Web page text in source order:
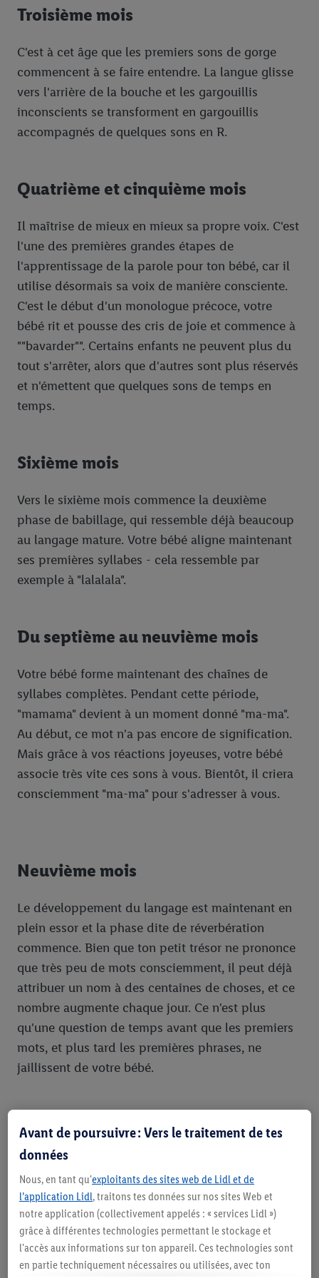
Troisième mois
C'est à cet âge que les premiers sons de gorge
commencent à se faire entendre. La langue glisse
vers l'arrière de la bouche et les gargouillis
inconscients se transforment en gargouillis
accompagnés de quelques sons en R.
Quatrième et cinquième mois
Il maîtrise de mieux en mieux sa propre voix. C'est
l'une des premières grandes étapes de
l'apprentissage de la parole pour ton bébé, car il
utilise désormais sa voix de manière consciente.
C'est le début d'un monologue précoce, votre
bébé rit et pousse des cris de joie et commence à
""bavarder"". Certains enfants ne peuvent plus du
tout s'arrêter, alors que d'autres sont plus réservés
et n'émettent que quelques sons de temps en
temps.
Sixième mois
Vers le sixième mois commence la deuxième
phase de babillage, qui ressemble déjà beaucoup
au langage mature. Votre bébé aligne maintenant
ses premières syllabes - cela ressemble par
exemple à "lalalala".
Du septième au neuvième mois
Votre bébé forme maintenant des chaînes de
syllabes complètes. Pendant cette période,
"mamama" devient à un moment donné "ma-ma".
Au début, ce mot n'a pas encore de signification.
Mais grâce à vos réactions joyeuses, votre bébé
associe très vite ces sons à vous. Bientôt, il criera
consciemment "ma-ma" pour s'adresser à vous.
Neuvième mois
Le développement du langage est maintenant en
plein essor et la phase dite de réverbération
commence. Bien que ton petit trésor ne prononce
que très peu de mots consciemment, il peut déjà
attribuer un nom à des centaines de choses, et ce
nombre augmente chaque jour. Ce n'est plus
qu'une question de temps avant que les premiers
mots, et plus tard les premières phrases, ne
jaillissent de votre bébé.
Important
Chaque enfant est unique et l'acquisition du
langage ne se déroule pas non plus toujours selon
le même modèle. Il existe ce que l'on appelle des
"parleurs tardifs". Ces enfants absorbent les mots
comme une éponge, mais commencent à parler
plus tard que les autres. Mais ensuite, en l'espace
Avant de poursuivre : Vers le traitement de tes
données
Nous, en tant qu'exploitants des sites web de Lidl et de
l’application Lidl, traitons tes données sur nos sites Web et
notre application (collectivement appelés : « services Lidl »)
grâce à différentes technologies permettant le stockage et
l'accès aux informations sur ton appareil. Ces technologies sont
en partie techniquement nécessaires ou utilisées, avec ton